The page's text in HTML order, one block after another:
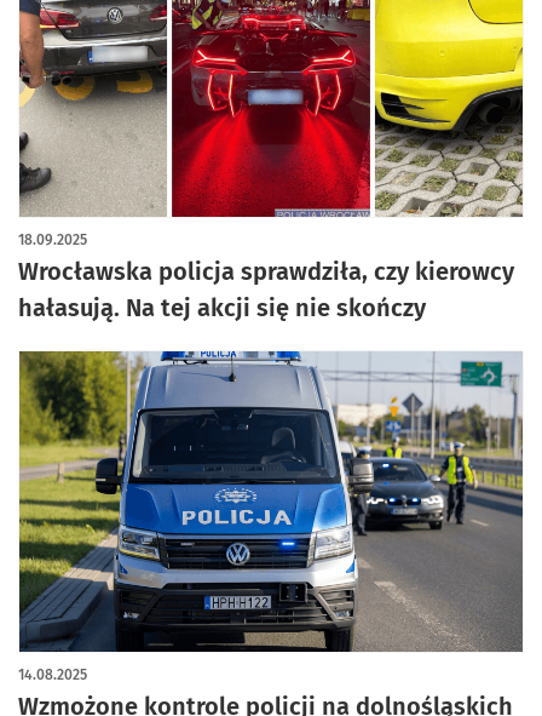
Wrocławska policja sprawdziła, czy kierowcy
hałasują. Na tej akcji się nie skończy
18.09.2025
artykuł z galerią zdjęć
Wzmożone kontrole policji na dolnośląskich
14.08.2025